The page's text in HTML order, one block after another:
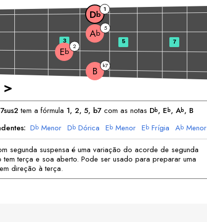
>
B b7
Eb 2
Ab 5
Db 1
3 5 7
7sus2 tem a fórmula 1, 2, 5, b7com as notas Db, Eb, Ab, B
Db Menor Db Dórica Eb Menor Eb Frígia Ab Menor
A Dórica B Maior B Mixolídia
segunda suspensa é uma variação do acorde de segunda
tem terça e soa aberto. Pode ser usado para preparar uma
direção à terça.